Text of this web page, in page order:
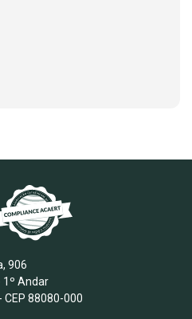
906
1º Andar
CEP 88080-000